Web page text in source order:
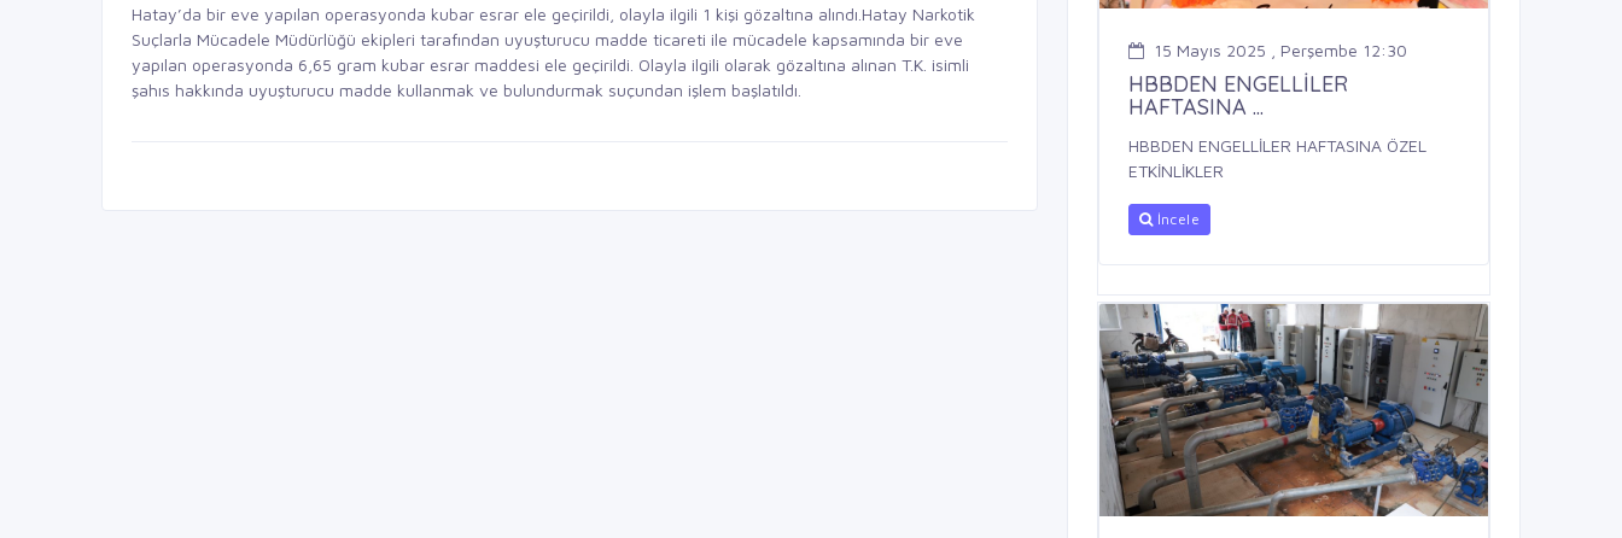
Hatay’da bir eve yapılan operasyonda kubar esrar ele geçirildi, olayla ilgili 1 kişi gözaltına alındı.Hatay Narkotik
Suçlarla Mücadele Müdürlüğü ekipleri tarafından uyuşturucu madde ticareti ile mücadele kapsamında bir eve
yapılan operasyonda 6,65 gram kubar esrar maddesi ele geçirildi. Olayla ilgili olarak gözaltına alınan T.K. isimli
şahıs hakkında uyuşturucu madde kullanmak ve bulundurmak suçundan işlem başlatıldı.
15 Mayıs 2025 , Perşembe 12:30
HBBDEN ENGELLİLER
HAFTASINA ...
HBBDEN ENGELLİLER HAFTASINA ÖZEL
ETKİNLİKLER
İncele